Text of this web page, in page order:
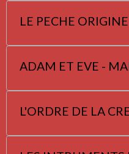
LE PECHE
ADAM ET EVE -
L'ORDRE DE LA